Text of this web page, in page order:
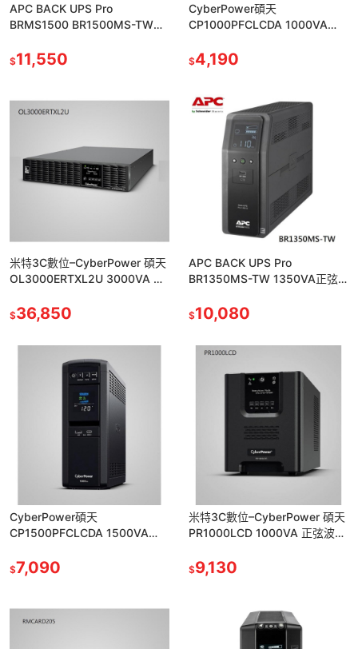
APC BACK UPS Pro
BRMS1500 BR1500MS-TW
電系統
$11,550
CyberPower碩天
CP1000PFCLCDA 1000VA
$4,190
米特3C數位–CyberPower 碩天
OL3000ERTXL2U 3000VA 不
$36,850
APC BACK UPS Pro
BR1350MS-TW 1350VA正弦
$10,080
CyberPower碩天
CP1500PFCLCDA 1500VA
$7,090
米特3C數位–CyberPower 碩天
PR1000LCD 1000VA 正弦波在
$9,130